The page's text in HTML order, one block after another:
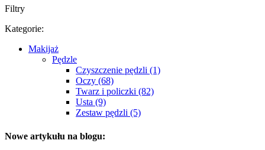
Filtry
Kategorie:
Makijaż
Pędzle
Czyszczenie pędzli (1)
Oczy (68)
Twarz i policzki (82)
Usta (9)
Zestaw pędzli (5)
Nowe artykułu na blogu: